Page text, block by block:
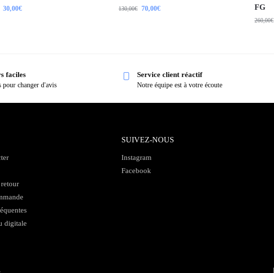
30,00€ 130,00€ 70,00€
FG
260,00€
faciles
pour changer d'avis
Service client réactif
Notre équipe est à votre écoute
digitale
SUIVEZ-NOUS
Instagram
Facebook